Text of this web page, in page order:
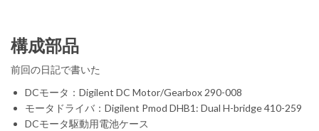
構成部品
前回の日記で書いた
DCモータ：Digilent DC Motor/Gearbox 290-008
モータドライバ：Digilent Pmod DHB1: Dual H-bridge 410-259
DCモータ駆動用電池ケース